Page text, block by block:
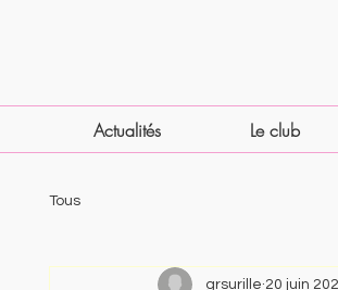
Actualités Le club
Tous
grsurille 20 juin